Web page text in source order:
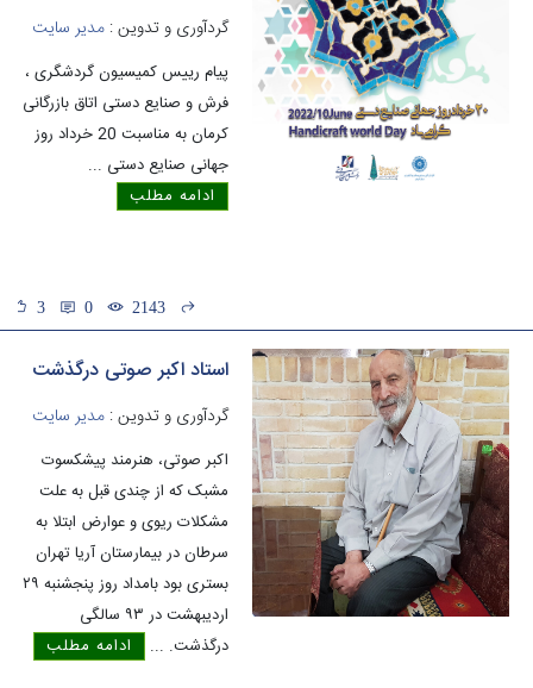
گردآوری و تدوین :مدیر سایت
پیام رییس کمیسیون گردشگری ،
فرش و صنایع دستی اتاق بازرگانی
کرمان به مناسبت 20 خرداد روز
جهانی صنایع دستی...
ادامه مطلب
2143
0
3
استاد اکبر صوتی درگذشت
گردآوری و تدوین :مدیر سایت
اکبر صوتی، هنرمند پیشکسوت
مشبک که از چندی قبل به علت
مشکلات ریوی و عوارض ابتلا به
سرطان در بیمارستان آریا تهران
بستری بود بامداد روز پنجشنبه ۲۹
اردیبهشت در ۹۳ سالگی
درگذشت.... ادامه مطلب